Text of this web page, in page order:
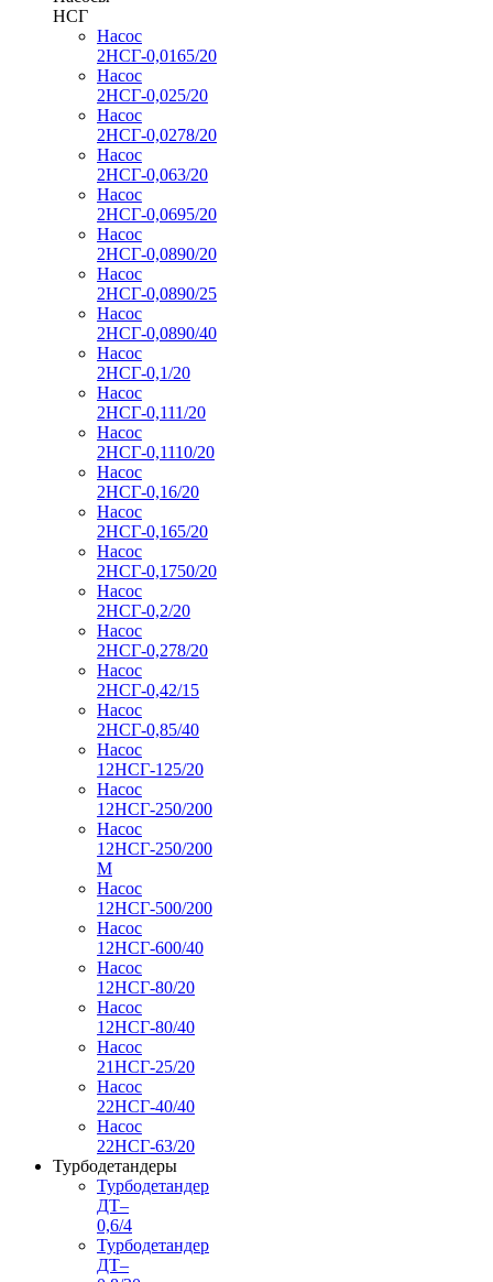
НСГ
Насос
2НСГ-0,0165/20
Насос
2НСГ-0,025/20
Насос
2НСГ-0,0278/20
Насос
2НСГ-0,063/20
Насос
2НСГ-0,0695/20
Насос
2НСГ-0,0890/20
Насос
2НСГ-0,0890/25
Насос
2НСГ-0,0890/40
Насос
2НСГ-0,1/20
Насос
2НСГ-0,111/20
Насос
2НСГ-0,1110/20
Насос
2НСГ-0,16/20
Насос
2НСГ-0,165/20
Насос
2НСГ-0,1750/20
Насос
2НСГ-0,2/20
Насос
2НСГ-0,278/20
Насос
2НСГ-0,42/15
Насос
2НСГ-0,85/40
Насос
12НСГ-125/20
Насос
12НСГ-250/200
Насос
12НСГ-250/200
М
Насос
12НСГ-500/200
Насос
12НСГ-600/40
Насос
12НСГ-80/20
Насос
12НСГ-80/40
Насос
21НСГ-25/20
Насос
22НСГ-40/40
Насос
22НСГ-63/20
Турбодетандеры
Турбодетандер
ДТ–
0,6/4
Турбодетандер
ДТ–